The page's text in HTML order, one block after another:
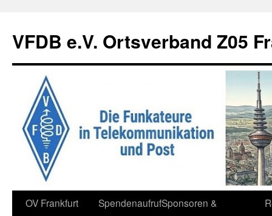
springen
VFDB e.V. Ortsverband Z05
OV Frankfurt
SpendenaufrufSponsoren &